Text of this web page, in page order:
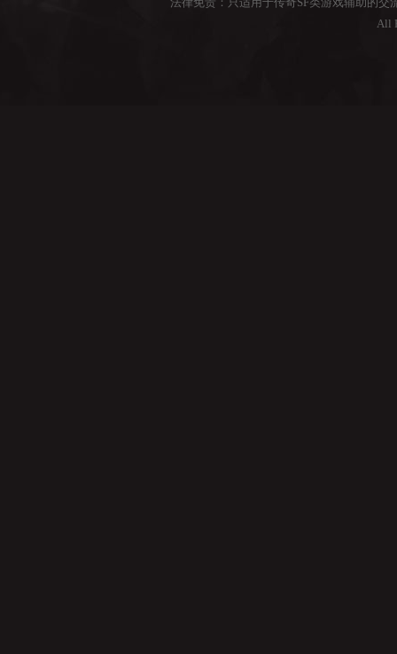
All